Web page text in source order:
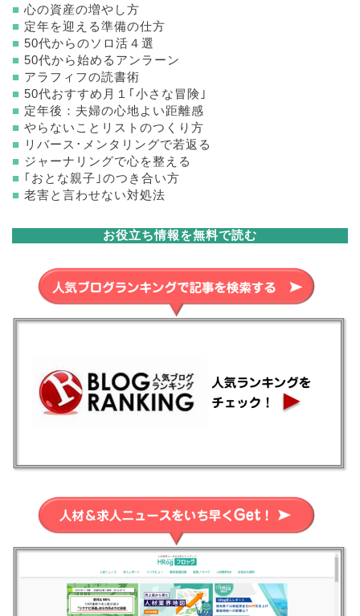
■ 心の資産の増やし方
■ 定年を迎える準備の仕方
■ 50代からのソロ活４選
■ 50代から始めるアンラーン
■ アラフィフの読書術
■ 50代おすすめ月１｢小さな冒険｣
■ 定年後：夫婦の心地よい距離感
■ やらないことリストのつくり方
■ リバース･メンタリングで若返る
■ ジャーナリングで心を整える
■ ｢おとな親子｣のつき合い方
■ 老害と言わせない対処法
お役立ち情報を無料で読む